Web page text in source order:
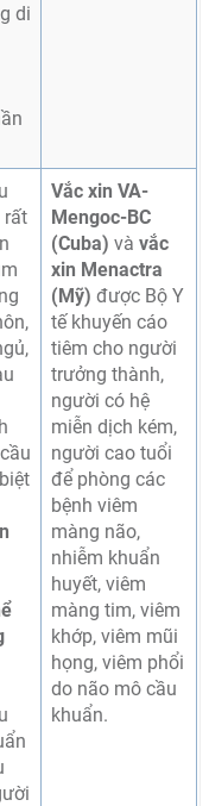
di
rất
Vắc xin VA-
Mengoc-BC
(Cuba) và vắc
xin Menactra
(Mỹ) được Bộ Y
tế khuyến cáo
tiêm cho người
trưởng thành,
người có hệ
miễn dịch kém,
người cao tuổi
để phòng các
bệnh viêm
màng não,
nhiễm khuẩn
huyết, viêm
màng tim, viêm
khớp, viêm mũi
họng, viêm phổi
do não mô cầu
khuẩn.